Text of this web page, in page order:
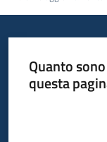
Quanto
questa